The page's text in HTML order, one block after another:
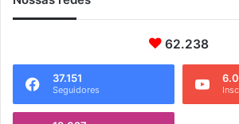
62.238
37.151
Seguidores